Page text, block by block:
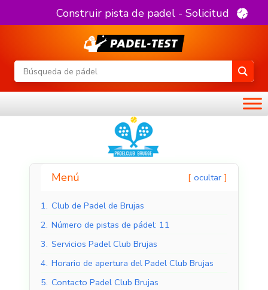
Construir pista de padel - Solicitud
Menú ocultar
1. Club de Padel de Brujas
2. Número de pistas de pádel: 11
3. Servicios Padel Club Brujas
4. Horario de apertura del Padel Club Brujas
5. Contacto Padel Club Brujas